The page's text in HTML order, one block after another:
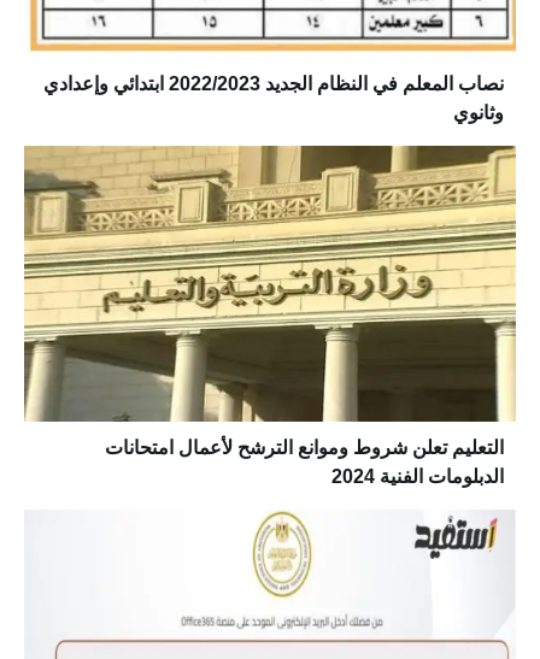
نصاب المعلم في النظام الجديد 2022/2023 ابتدائي وإعدادي
وثانوي
التعليم تعلن شروط وموانع الترشح لأعمال امتحانات
الدبلومات الفنية 2024